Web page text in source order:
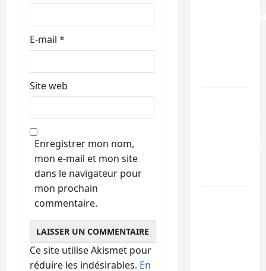
E-mail *
Site web
Enregistrer mon nom,
mon e-mail et mon site
dans le navigateur pour
mon prochain
commentaire.
Ce site utilise Akismet pour
réduire les indésirables. En